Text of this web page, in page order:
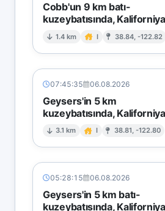
Cobb'un 9 km batı-
kuzeybatısında, Kaliforniya
1.4 km I 38.84, -122.82
07:45:35 06.08.2026
Geysers'in 5 km
kuzeybatısında, Kaliforniya
3.1 km I 38.81, -122.80
05:28:15 06.08.2026
Geysers'in 5 km batı-
kuzeybatısında, Kaliforniya